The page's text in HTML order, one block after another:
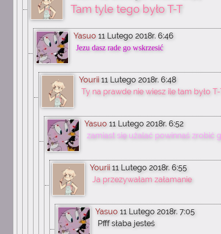
Tam tyle tego było T-T
Yasuo 11 Lutego 2018r. 6:46
Jezu dasz rade go wskrzesić
Yourii 11 Lutego 2018r. 6:48
Ty na prawde nie wiesz ile tam było
Yasuo 11 Lutego 2018r. 6:52
zamiast się użalać powinnaś zrobić
Yourii 11 Lutego 2018r. 6:55
Ja przezywałam załamanie
Yasuo 11 Lutego 2018r. 7:05
Pfff słaba jesteś